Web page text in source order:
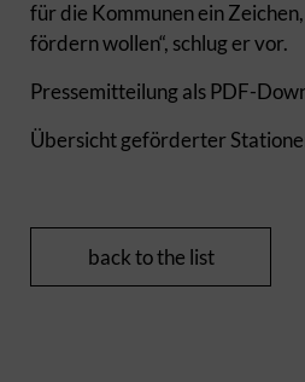
für die Kommunen ein
fördern wollen“, schlug er vor.
Pressemitteilung als PDF-
Übersicht geförderter
back to the list